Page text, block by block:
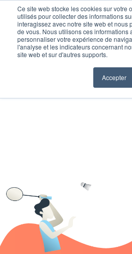
Ce site web stocke les cookies sur votre
utilisés pour collecter des informations
interagissez avec notre site web et nous
de vous. Nous utilisons ces informations
personnaliser votre expérience de
l'analyse et les indicateurs concernant
site web et sur d'autres supports.
Accepter